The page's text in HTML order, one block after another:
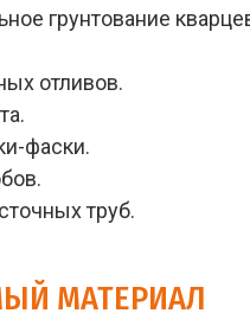
грунтование
отливов.
фаски.
труб.
МАТЕРИАЛ